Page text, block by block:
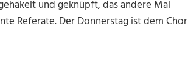
und geknüpft, das andere Mal
Referate. Der Donnerstag ist dem Chor